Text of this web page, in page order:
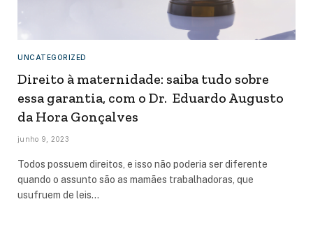
UNCATEGORIZED
Direito à maternidade: saiba tudo sobre
essa garantia, com o Dr. Eduardo Augusto
da Hora Gonçalves
junho 9, 2023
Todos possuem direitos, e isso não poderia ser diferente
quando o assunto são as mamães trabalhadoras, que
usufruem de leis…